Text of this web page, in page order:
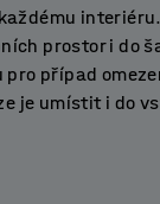
prostor i do
případ
je umístit i do
skříní